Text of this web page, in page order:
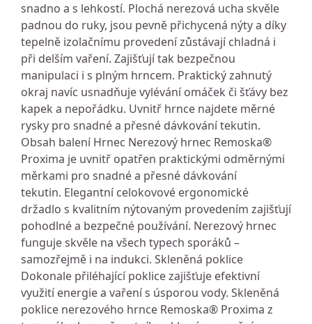
snadno a s lehkostí. Plochá nerezová ucha skvěle
padnou do ruky, jsou pevně přichycená nýty a díky
tepelně izolačnímu provedení zůstávají chladná i
při delším vaření. Zajišťují tak bezpečnou
manipulaci i s plným hrncem. Praktický zahnutý
okraj navíc usnadňuje vylévání omáček či šťávy bez
kapek a nepořádku. Uvnitř hrnce najdete měrné
rysky pro snadné a přesné dávkování tekutin.
Obsah balení Hrnec Nerezový hrnec Remoska®
Proxima je uvnitř opatřen praktickými odměrnými
měrkami pro snadné a přesné dávkování
tekutin. Elegantní celokovové ergonomické
držadlo s kvalitním nýtovaným provedením zajišťují
pohodlné a bezpečné používání. Nerezový hrnec
funguje skvěle na všech typech sporáků –
samozřejmě i na indukci. Skleněná poklice
Dokonale přiléhající poklice zajišťuje efektivní
využití energie a vaření s úsporou vody. Skleněná
poklice nerezového hrnce Remoska® Proxima z